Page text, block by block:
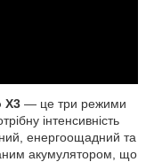
X3 — це три режими
інтенсивність
енергоощадний та
акумулятором, що